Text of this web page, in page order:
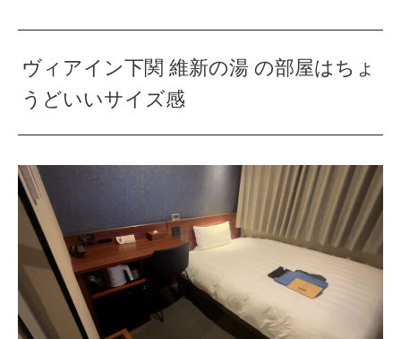
ヴィアイン下関 維新の湯 の部屋はちょ
うどいいサイズ感